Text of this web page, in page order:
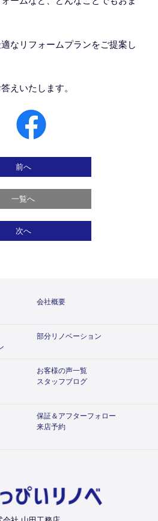
なリフォームプランをご提案し
えいたします。
前へ
一覧へ
次へ
会社概要
部分リノベーション
お客様の声一覧
スタッフブログ
保証＆アフターフォロー
来店予約